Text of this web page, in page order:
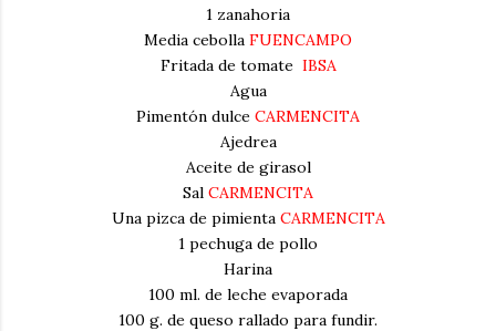
1 zanahoria
Media cebolla FUENCAMPO
Fritada de tomate IBSA
Agua
Pimentón dulce CARMENCITA
Ajedrea
Aceite de girasol
Sal CARMENCITA
Una pizca de pimienta CARMENCITA
1 pechuga de pollo
Harina
100 ml. de leche evaporada
100 g. de queso rallado para fundir.